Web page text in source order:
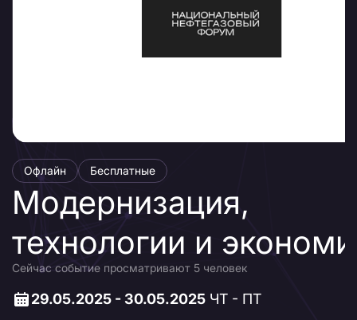
Офлайн Бесплатные
Модернизация,
технологии и
Сейчас событие просматривают 5 человек
29.05.2025 - 30.05.2025 ЧТ - ПТ